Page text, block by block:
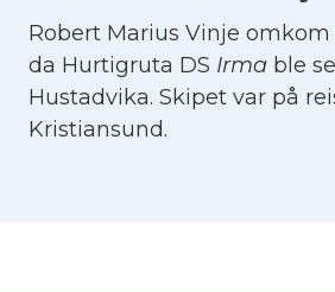
Robert Marius Vinje omkom
da Hurtigruta DS Irma ble
Hustadvika. Skipet var på
Kristiansund.